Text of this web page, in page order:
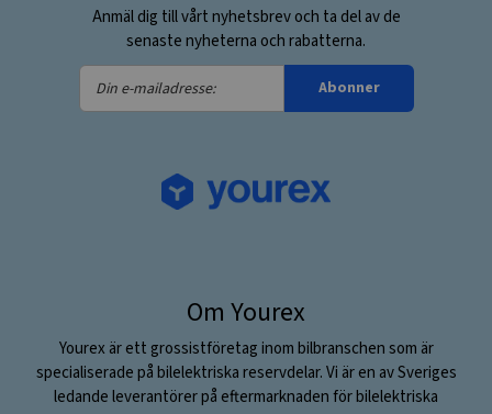
Anmäl dig till vårt nyhetsbrev och ta del av de
senaste nyheterna och rabatterna.
Din
e-
Abonner
Om Yourex
Yourex är ett grossistföretag inom bilbranschen som är
specialiserade på bilelektriska reservdelar. Vi är en av Sveriges
ledande leverantörer på eftermarknaden för bilelektriska